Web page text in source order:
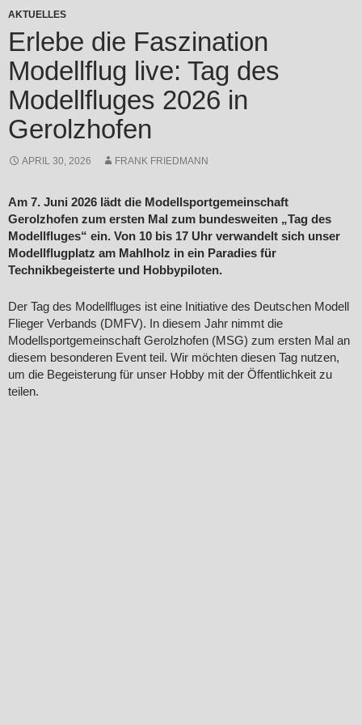
AKTUELLES
Erlebe die Faszination
Modellflug live: Tag des
Modellfluges 2026 in
Gerolzhofen
APRIL 30, 2026 FRANK FRIEDMANN
Am 7. Juni 2026 lädt die Modellsportgemeinschaft
Gerolzhofen zum ersten Mal zum bundesweiten „Tag des
Modellfluges“ ein. Von 10 bis 17 Uhr verwandelt sich unser
Modellflugplatz am Mahlholz in ein Paradies für
Technikbegeisterte und Hobbypiloten.
Der Tag des Modellfluges ist eine Initiative des Deutschen Modell
Flieger Verbands (DMFV). In diesem Jahr nimmt die
Modellsportgemeinschaft Gerolzhofen (MSG) zum ersten Mal an
diesem besonderen Event teil. Wir möchten diesen Tag nutzen,
um die Begeisterung für unser Hobby mit der Öffentlichkeit zu
teilen.